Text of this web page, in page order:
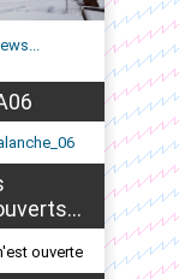
ouverte